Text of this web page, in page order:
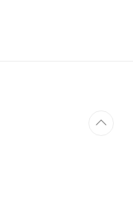
이 기존 10,450원에서